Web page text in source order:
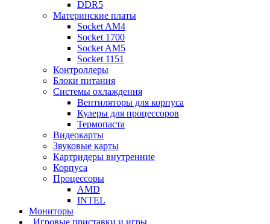
DDR5
Материнские платы
Socket AM4
Socket 1700
Socket AM5
Socket 1151
Контроллеры
Блоки питания
Системы охлаждения
Вентиляторы для корпуса
Кулеры для процессоров
Термопаста
Видеокарты
Звуковые карты
Картридеры внутренние
Корпуса
Процессоры
AMD
INTEL
Мониторы
Игровые приставки и игры